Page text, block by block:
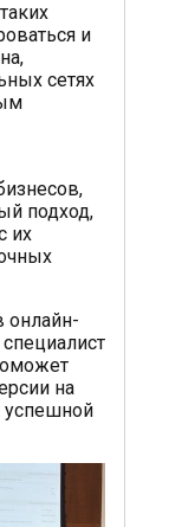
и
сетях
подход,
их
онлайн-
на
успешной